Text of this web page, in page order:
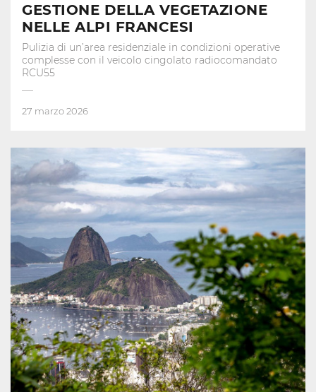
GESTIONE DELLA VEGETAZIONE
NELLE ALPI FRANCESI
Pulizia di un’area residenziale in condizioni operative
complesse con il veicolo cingolato radiocomandato
RCU55
27 marzo 2026